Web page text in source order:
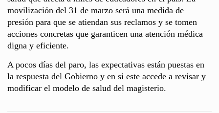
movilización del 31 de marzo será una medida de
presión para que se atiendan sus reclamos y se tomen
acciones concretas que garanticen una atención médica
digna y eficiente.
A pocos días del paro, las expectativas están puestas en
la respuesta del Gobierno y en si este accede a revisar y
modificar el modelo de salud del magisterio.